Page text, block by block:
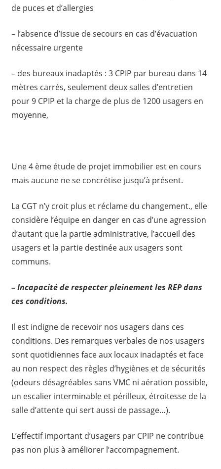
de puces et d’allergies
– l’absence d’issue de secours en cas d’évacuation
nécessaire urgente
– des bureaux inadaptés : 3 CPIP par bureau dans 14
mètres carrés, seulement deux salles d’entretien
pour 9 CPIP et la charge de plus de 1200 usagers en
moyenne,
Une 4 ème étude de projet immobilier est en cours
mais aucune ne se concrétise jusqu’à présent.
La CGT n’y croit plus et réclame du changement., elle
considère l’équipe en danger en cas d’une agression
d’autant que la partie administrative, l’accueil des
usagers et la partie destinée aux usagers sont
communs.
– Incapacité de respecter pleinement les REP dans
ces conditions.
Il est indigne de recevoir nos usagers dans ces
conditions. Des remarques verbales de nos usagers
sont quotidiennes face aux locaux inadaptés et face
au non respect des règles d’hygiènes et de sécurités
(odeurs désagréables sans VMC ni aération possible,
un escalier interminable et périlleux, étroitesse de la
salle d’attente qui sert aussi de passage…).
L’effectif important d’usagers par CPIP ne contribue
pas non plus à améliorer l’accompagnement.